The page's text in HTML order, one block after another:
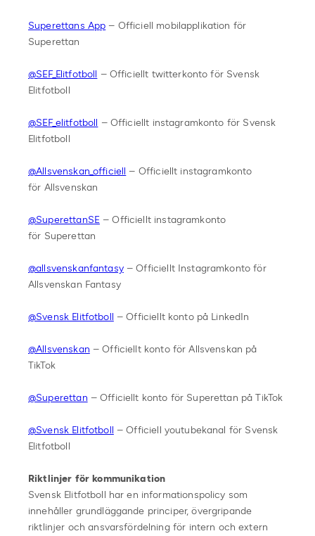
Superettans App – Officiell mobilapplikation för
Superettan
@SEF_Elitfotboll – Officiellt twitterkonto för Svensk
Elitfotboll
@SEF_elitfotboll – Officiellt instagramkonto för Svensk
Elitfotboll
@Allsvenskan_officiell – Officiellt instagramkonto
för Allsvenskan
@SuperettanSE– Officiellt instagramkonto
för Superettan
@allsvenskanfantasy– Officiellt Instagramkonto för
Allsvenskan Fantasy
@Svensk Elitfotboll – Officiellt konto på LinkedIn
@Allsvenskan – Officiellt konto för Allsvenskan på
TikTok
@Superettan – Officiellt konto för Superettan på TikTok
@Svensk Elitfotboll – Officiell youtubekanal för Svensk
Elitfotboll
Riktlinjer för kommunikation
Svensk Elitfotboll har en informationspolicy som
innehåller grundläggande principer, övergripande
riktlinjer och ansvarsfördelning för intern och extern